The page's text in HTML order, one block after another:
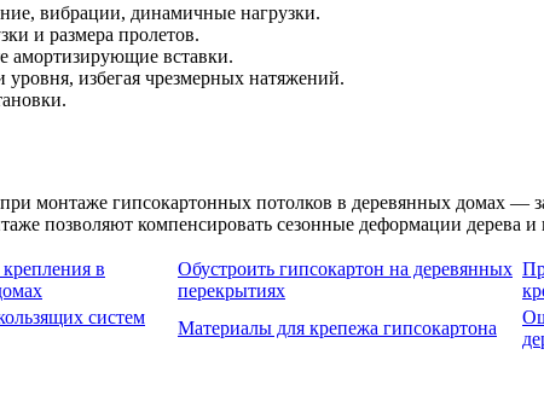
вибрации, динамичные нагрузки.
и размера пролетов.
амортизирующие вставки.
избегая чрезмерных натяжений.
монтаже гипсокартонных потолков в деревянных домах —
позволяют компенсировать сезонные деформации дерева и
в
Обустроить гипсокартон на деревянных
перекрытиях
систем
Материалы для крепежа гипсокартона